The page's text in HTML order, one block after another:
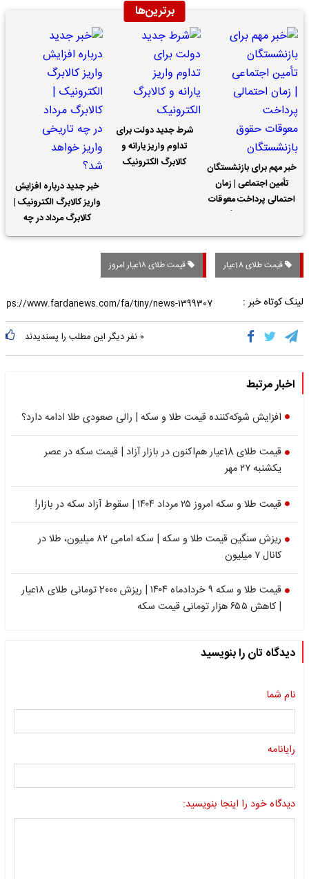
برترین‌ها
خبر مهم برای بازنشستگان
تأمین اجتماعی | زمان
احتمالی پرداخت معوقات
شرط جدید دولت برای
تداوم واریز یارانه و
کالابرگ الکترونیک
خبر جدید درباره افزایش
واریز کالابرگ الکترونیک |
کالابرگ مرداد در چه
تاریخی واریز خواهد شد؟
قیمت طلای 18عیار قیمت طلای ۱۸عیار امروز
لینک کوتاه خبر :
۰ نفر دیگر این مطلب را پسندیدند
اخبار مرتبط
افزایش شوکه‌کننده قیمت طلا و سکه | رالی صعودی طلا ادامه دارد؟
قیمت طلای 18عیار هم‌اکنون در بازار آزاد | قیمت سکه در عصر
یکشنبه ۲۷ مهر
قیمت طلا و سکه امروز ۲۵ مرداد ۱۴۰۴ | سقوط آزاد سکه در بازار!
ریزش سنگین قیمت طلا و سکه | سکه امامی ۸۲ میلیون، طلا در
کانال ۷ میلیون
قیمت طلا و سکه ۹ خردادماه ۱۴۰۴ | ریزش 2000 تومانی طلای ۱۸عیار
| کاهش ۶۵۵ هزار تومانی قیمت سکه
دیدگاه تان را بنویسید
نام شما
رایانامه
دیدگاه خود را اینجا بنویسید: